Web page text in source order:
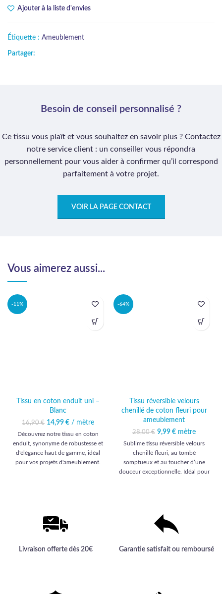
Ajouter à la liste d'envies
Étiquette : Ameublement
Partager:
Besoin de conseil personnalisé ?
Ce tissu vous plaît et vous souhaitez en savoir plus ? Contactez
notre service client : un conseiller vous répondra
personnellement pour vous aider à confirmer qu’il correspond
parfaitement à votre projet.
VOIR LA PAGE CONTACT
Vous aimerez aussi...
-11%
Tissu en coton enduit uni –
Blanc
16,90€
Le prix initial était :
16,90 €.
14,99 €
Le prix
actuel est :
14,99 €.
/ mètre
Découvrez notre tissu en coton
enduit, synonyme de robustesse et
d'élégance haut de gamme, idéal
pour vos projets d'ameublement.
-64%
Tissu réversible velours
chenillé de coton fleuri pour
ameublement
28,00€ Le prix initial était :
28,00 €.
9,99 €
Le prix
actuel est :
9,99 €.
mètre
Sublime tissu réversible velours
chenillé fleuri, au tombé
somptueux et au toucher d’une
douceur exceptionnelle. Idéal pour
Livraison offerte dès 20€ Garantie satisfait ou remboursé